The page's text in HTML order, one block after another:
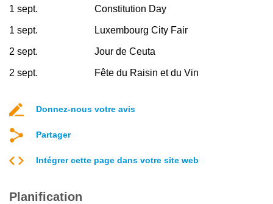
1 sept. Constitution Day
1 sept. Luxembourg City Fair
2 sept. Jour de Ceuta
2 sept. Fête du Raisin et du Vin
Donnez-nous votre avis
Partager
Intégrer cette page dans votre site web
Planification